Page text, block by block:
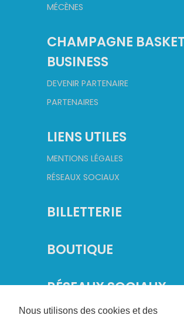
Nous utilisons des cookies et des
MÉCÈNES
CHAMPAGNE BASKET
BUSINESS
DEVENIR PARTENAIRE
PARTENAIRES
LIENS UTILES
MENTIONS LÉGALES
RÉSEAUX SOCIAUX
BILLETTERIE
BOUTIQUE
RÉSEAUX SOCIAUX